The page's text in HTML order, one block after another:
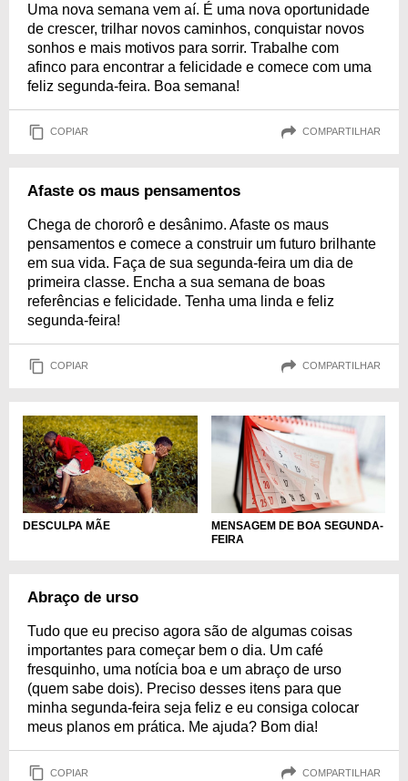
Uma nova semana vem aí. É uma nova oportunidade
de crescer, trilhar novos caminhos, conquistar novos
sonhos e mais motivos para sorrir. Trabalhe com
afinco para encontrar a felicidade e comece com uma
feliz segunda-feira. Boa semana!
COPIAR COMPARTILHAR
Afaste os maus pensamentos
Chega de chororô e desânimo. Afaste os maus
pensamentos e comece a construir um futuro brilhante
em sua vida. Faça de sua segunda-feira um dia de
primeira classe. Encha a sua semana de boas
referências e felicidade. Tenha uma linda e feliz
segunda-feira!
COPIAR COMPARTILHAR
DESCULPA MÃE
MENSAGEM DE BOA SEGUNDA-
FEIRA
Abraço de urso
Tudo que eu preciso agora são de algumas coisas
importantes para começar bem o dia. Um café
fresquinho, uma notícia boa e um abraço de urso
(quem sabe dois). Preciso desses itens para que
minha segunda-feira seja feliz e eu consiga colocar
meus planos em prática. Me ajuda? Bom dia!
COPIAR COMPARTILHAR